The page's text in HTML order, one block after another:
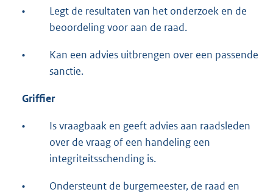
•
Legt de resultaten van het onderzoek en de
beoordeling voor aan de raad.
•
Kan een advies uitbrengen over een passende
sanctie.
Griffier
•
Is vraagbaak en geeft advies aan raadsleden
over de vraag of een handeling een
integriteitsschending is.
•
Ondersteunt de burgemeester, de raad en